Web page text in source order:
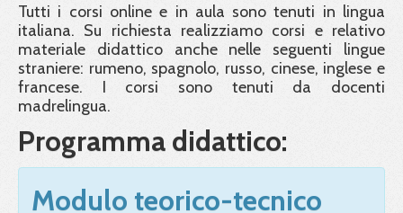
Tutti i corsi online e in aula sono tenuti in lingua
italiana. Su richiesta realizziamo corsi e relativo
materiale didattico anche nelle seguenti lingue
straniere: rumeno, spagnolo, russo, cinese, inglese e
francese. I corsi sono tenuti da docenti
madrelingua.
Programma didattico:
Modulo teorico-tecnico